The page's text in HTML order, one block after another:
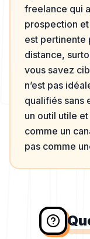
freelance qui
prospection
est pertinente
distance,
vous savez
n’est pas
qualifiés sans
un outil utile
comme un
pas comme